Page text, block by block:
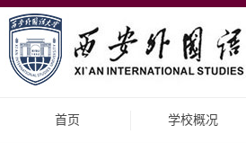
首页 学校概况